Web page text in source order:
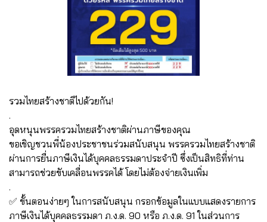
รวมไทยสร้างชาติไปด้วยกัน!
.
อุดหนุนพรรครวมไทยสร้างชาติผ่านภาษีของคุณ
ขอเชิญชวนพี่น้องประชาชนร่วมสนับสนุน พรรครวมไทยสร้างชาติ
ผ่านการยื่นภาษีเงินได้บุคคลธรรมดาประจำปี ซึ่งเป็นสิทธิที่ท่าน
สามารถช่วยขับเคลื่อนพรรคได้ โดยไม่ต้องจ่ายเงินเพิ่ม
.
✅ ขั้นตอนง่ายๆ ในการสนับสนุน กรอกข้อมูลในแบบแสดงรายการ
ภาษีเงินได้บุคคลธรรมดา ภ.ง.ด. 90 หรือ ภ.ง.ด. 91 ในส่วนการ